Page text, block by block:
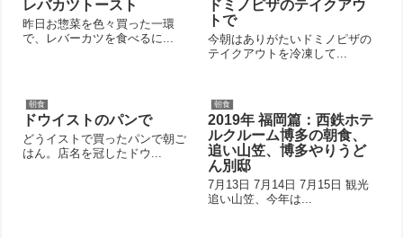
レバカツトースト
昨日お惣菜を色々買った一環
で、レバーカツを食べるに...
ドミノピザのテイクアウ
トで
今朝はありがたいドミノピザの
テイクアウトを冷凍して...
朝食
ドウイストのパンで
どうイストで買ったパンで朝ご
はん。店名を冠したドウ...
朝食
2019年 福岡篇：西鉄ホテ
ルクルーム博多の朝食、
追い山笠、博多やりうど
ん別邸
7月13日 7月14日 7月15日 観光
追い山笠、今年は...